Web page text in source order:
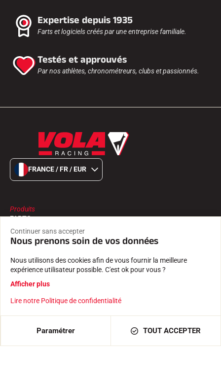
Expertise depuis 1935
Farts et logiciels créés par une entreprise familiale.
Testés et approuvés
Par nos athlètes, chronométreurs, clubs et passionnés.
FRANCE / FR / EUR
Produits
FARTS
ACCESSOIRES
EQUIPEMENTS
TEXTILE
CHRONOMÉTRAGE
LOGICIELS
Services
RETOURS PRODUITS
CARRIÈRE
Continuer sans accepter
Nous prenons soin de vos données
Nous utilisons des cookies afin de vous fournir la meilleure
expérience utilisateur possible. C'est ok pour vous ?
Afficher plus
Lire notre Politique de confidentialité
Paramétrer TOUT ACCEPTER